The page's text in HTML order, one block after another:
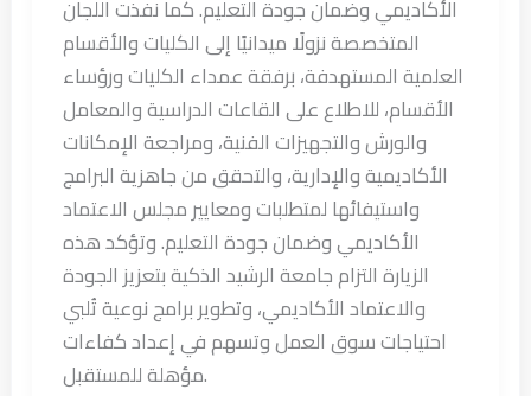
الأكاديمي وضمان جودة التعليم. كما نفذت اللجان
المتخصصة نزولًا ميدانيًا إلى الكليات والأقسام
العلمية المستهدفة، برفقة عمداء الكليات ورؤساء
الأقسام، للاطلاع على القاعات الدراسية والمعامل
والورش والتجهيزات الفنية، ومراجعة الإمكانات
الأكاديمية والإدارية، والتحقق من جاهزية البرامج
واستيفائها لمتطلبات ومعايير مجلس الاعتماد
الأكاديمي وضمان جودة التعليم. وتؤكد هذه
الزيارة التزام جامعة الرشيد الذكية بتعزيز الجودة
والاعتماد الأكاديمي، وتطوير برامج نوعية تُلبي
احتياجات سوق العمل وتسهم في إعداد كفاءات
مؤهلة للمستقبل.